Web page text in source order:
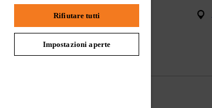
Istruzioni per l'usoRifiutare tutti
Impostazioni aperte